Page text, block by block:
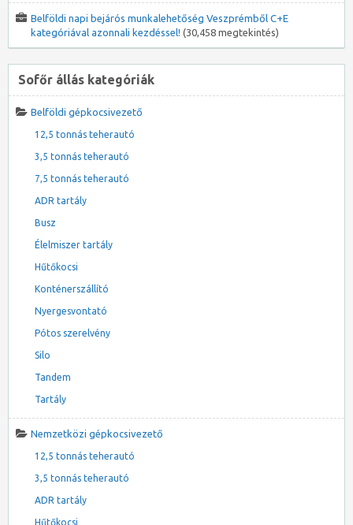
Belföldi napi bejárós munkalehetőség Veszprémből C+E
kategóriával azonnali kezdéssel! (30,458 megtekintés)
Sofőr állás kategóriák
Belföldi gépkocsivezető
12,5 tonnás teherautó
3,5 tonnás teherautó
7,5 tonnás teherautó
ADR tartály
Busz
Élelmiszer tartály
Hűtőkocsi
Konténerszállító
Nyergesvontató
Pótos szerelvény
Silo
Tandem
Tartály
Nemzetközi gépkocsivezető
12,5 tonnás teherautó
3,5 tonnás teherautó
ADR tartály
Hűtőkocsi